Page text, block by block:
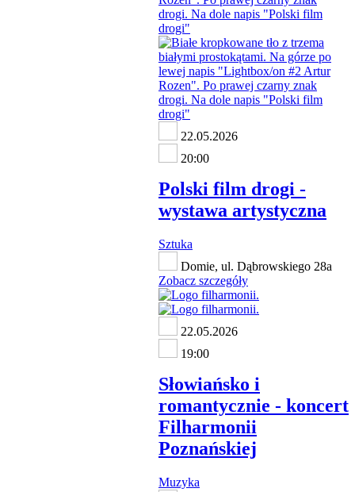
22.05.2026
20:00
Polski film drogi -
wystawa artystyczna
Sztuka
Domie, ul. Dąbrowskiego 28a
Zobacz szczegóły
22.05.2026
19:00
Słowiańsko i
romantycznie - koncert
Filharmonii
Poznańskiej
Muzyka